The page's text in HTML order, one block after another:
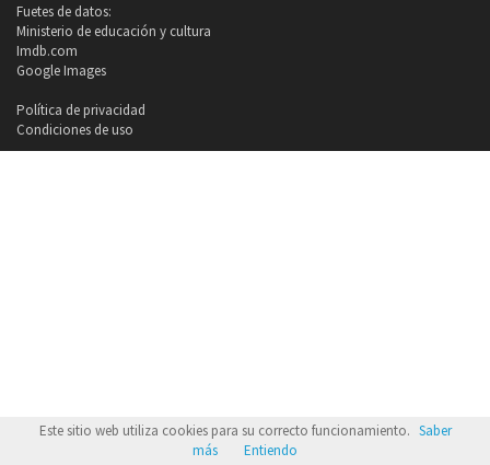
Fuetes de datos:
Ministerio de educación y cultura
Imdb.com
Google Images
Política de privacidad
Condiciones de uso
Este sitio web utiliza cookies para su correcto funcionamiento. Saber
más
Entiendo